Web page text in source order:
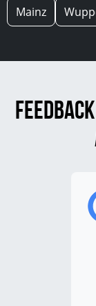
Mainz